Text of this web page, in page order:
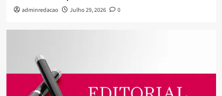
adminredacao Julho 29, 2026 0